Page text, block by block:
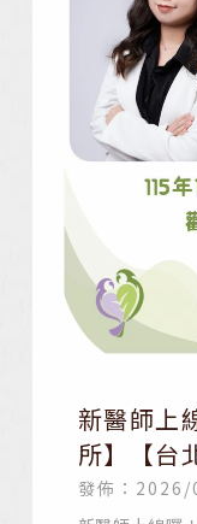
新醫師上
所】【台
發佈：